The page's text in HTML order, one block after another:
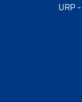
URP